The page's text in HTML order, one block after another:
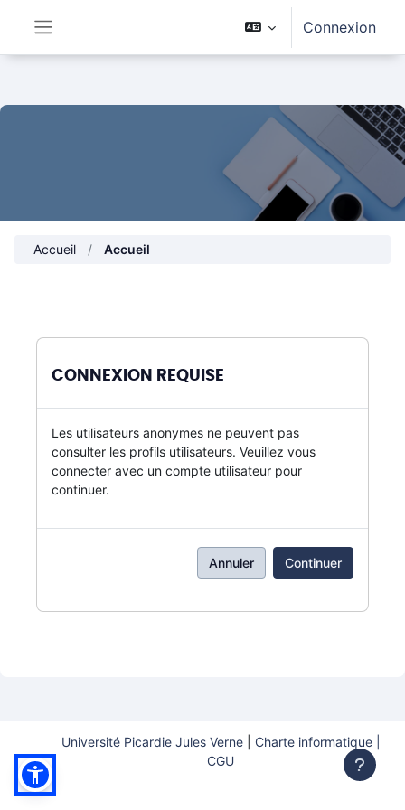
Connexion
Accueil Accueil
CONNEXION REQUISE
Les utilisateurs anonymes ne peuvent pas
consulter les profils utilisateurs. Veuillez vous
connecter avec un compte utilisateur pour
continuer.
Annuler Continuer
Université Picardie Jules Verne|
Charte informatique |
CGU